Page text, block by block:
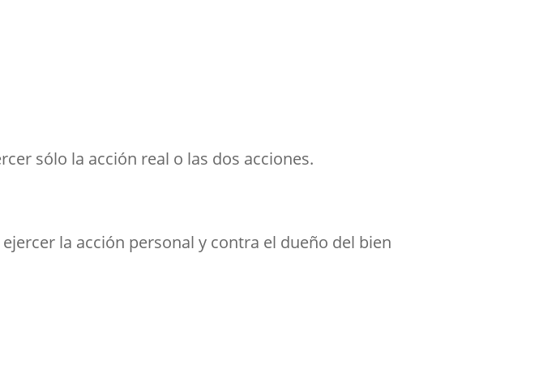
sólo la acción real o las dos acciones.
ejercer la acción personal y contra el dueño del bien